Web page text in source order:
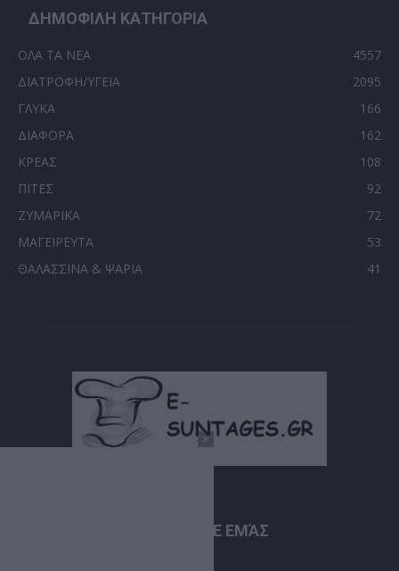
ΔΗΜΟΦΙΛΗ ΚΑΤΗΓΟΡΙΑ
ΟΛΑ ΤΑ ΝΕΑ
4557
ΔΙΑΤΡΟΦΗ/ΥΓΕΙΑ
2095
ΓΛΥΚΑ
166
ΔΙΑΦΟΡΑ
162
ΚΡΕΑΣ
108
ΠΙΤΕΣ
92
ΖΥΜΑΡΙΚΑ
72
ΜΑΓΕΙΡΕΥΤΑ
53
ΘΑΛΑΣΣΙΝΑ & ΨΑΡΙΑ
41
ΣΧΕΤΙΚΆ ΜΕ ΕΜΆΣ